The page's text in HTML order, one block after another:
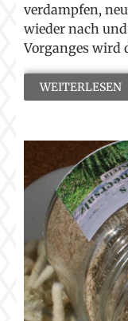
verdampfen,
wieder nach
Vorganges wird
WEITERLESEN